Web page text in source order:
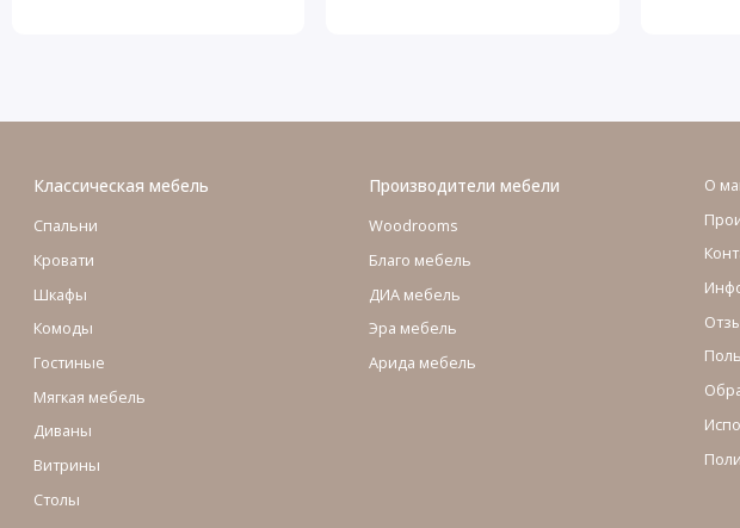
Классическая мебель
Спальни
Кровати
Шкафы
Комоды
Гостиные
Мягкая мебель
Диваны
Витрины
Столы
Производители мебели
Woodrooms
Благо мебель
ДИА мебель
Эра мебель
Арида мебель
О